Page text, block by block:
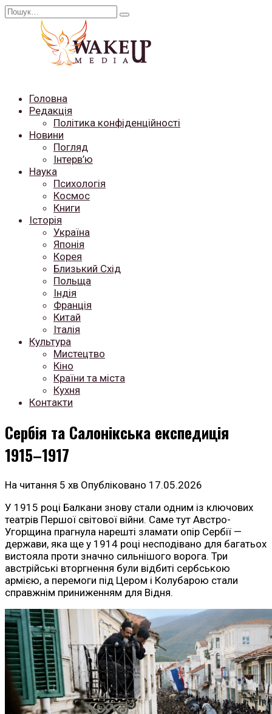
Перейти
Search
Головна
Редакція
Політика конфіденційності
Новини
Погляд
Інтерв’ю
Наука
Психологія
Космос
Книги
Історія
Україна
Японія
Корея
Близький Схід
Польща
Індія
Франція
Китай
Італія
Культура
Мистецтво
Кіно
Країни та міста
Кухня
Контакти
Сербія та Салонікська експедиція
1915–1917
На читання 5 хв Опубліковано 17.05.2026
У 1915 році Балкани знову стали одним із ключових
театрів Першої світової війни. Саме тут Австро-
Угорщина прагнула нарешті зламати опір Сербії —
держави, яка ще у 1914 році несподівано для багатьох
вистояла проти значно сильнішого ворога. Три
австрійські вторгнення були відбиті сербською
армією, а перемоги під Цером і Колубарою стали
справжнім приниженням для Відня.